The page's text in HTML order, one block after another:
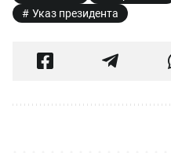
Указ президента